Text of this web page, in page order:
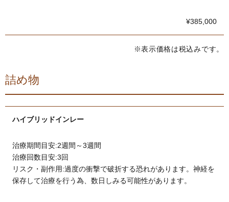
¥385,000
※表示価格は税込みです。
詰め物
ハイブリッドインレー
治療期間目安:2週間～3週間
治療回数目安:3回
リスク・副作用:過度の衝撃で破折する恐れがあります。神経を
保存して治療を行う為、数日しみる可能性があります。